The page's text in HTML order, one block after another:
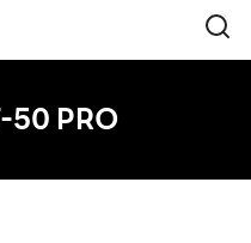
50 PRO